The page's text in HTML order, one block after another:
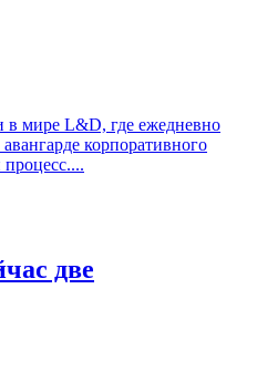
в мире L&D, где ежедневно
корпоративного
две